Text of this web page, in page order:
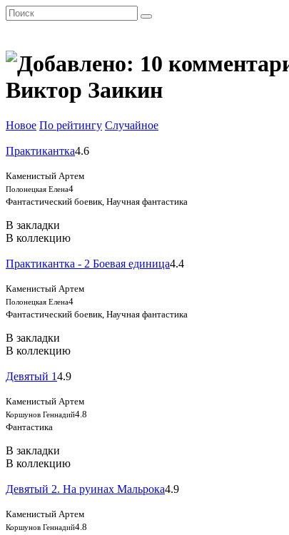
Виктор Заикин
Новое По рейтингу Случайное
Практикантка4.6
Каменистый Артем
Полонецкая Елена4
Фантастический боевик, Научная фантастика
В закладки
В коллекцию
Практикантка - 2 Боевая единица4.4
Каменистый Артем
Полонецкая Елена4
Фантастический боевик, Научная фантастика
В закладки
В коллекцию
Девятый 14.9
Каменистый Артем
Коршунов Геннадий4.8
Фантастика
В закладки
В коллекцию
Девятый 2. На руинах Мальрока4.9
Каменистый Артем
Коршунов Геннадий4.8